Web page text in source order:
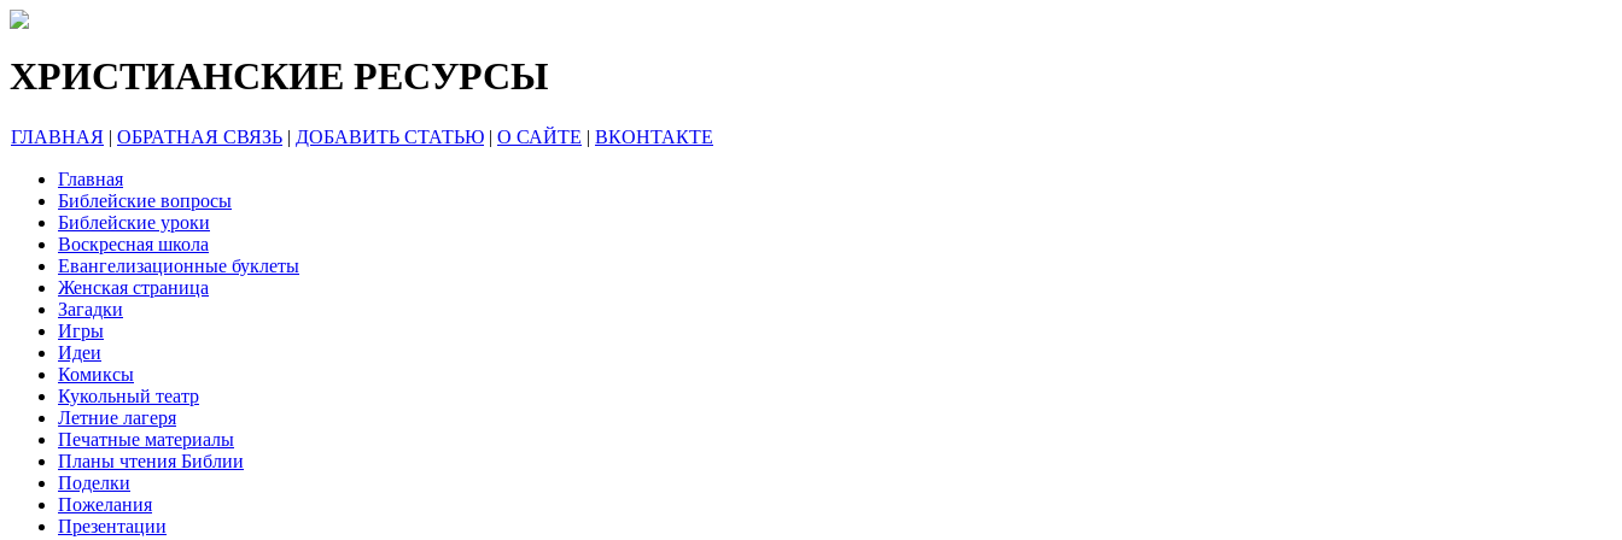
ХРИСТИАНСКИЕ РЕСУРСЫ
ГЛАВНАЯ | ОБРАТНАЯ СВЯЗЬ | ДОБАВИТЬ СТАТЬЮ | О САЙТЕ | ВКОНТАКТЕ
Главная
Библейские вопросы
Библейские уроки
Воскресная школа
Евангелизационные буклеты
Женская страница
Загадки
Игры
Идеи
Комиксы
Кукольный театр
Летние лагеря
Печатные материалы
Планы чтения Библии
Поделки
Пожелания
Презентации